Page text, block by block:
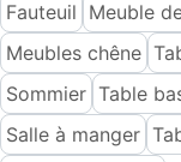
Fauteuil Meuble
Meubles chêne
Sommier Table
Salle à manger